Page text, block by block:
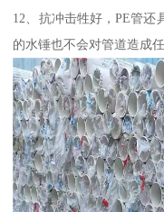
12、抗冲击牲好，PE管还
的水锤也不会对管道造成任